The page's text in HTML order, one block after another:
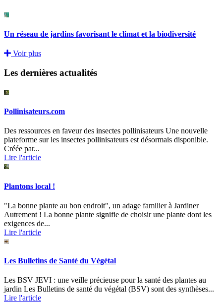
Un réseau de jardins favorisant le climat et la biodiversité
Voir plus
Les dernières actualités
Pollinisateurs.com
Des ressources en faveur des insectes pollinisateurs Une nouvelle
plateforme sur les insectes pollinisateurs est désormais disponible.
Créée par...
Lire l'article
Plantons local !
"La bonne plante au bon endroit", un adage familier à Jardiner
Autrement ! La bonne plante signifie de choisir une plante dont les
exigences de...
Lire l'article
Les Bulletins de Santé du Végétal
Les BSV JEVI : une veille précieuse pour la santé des plantes au
jardin Les Bulletins de santé du végétal (BSV) sont des synthèses...
Lire l'article